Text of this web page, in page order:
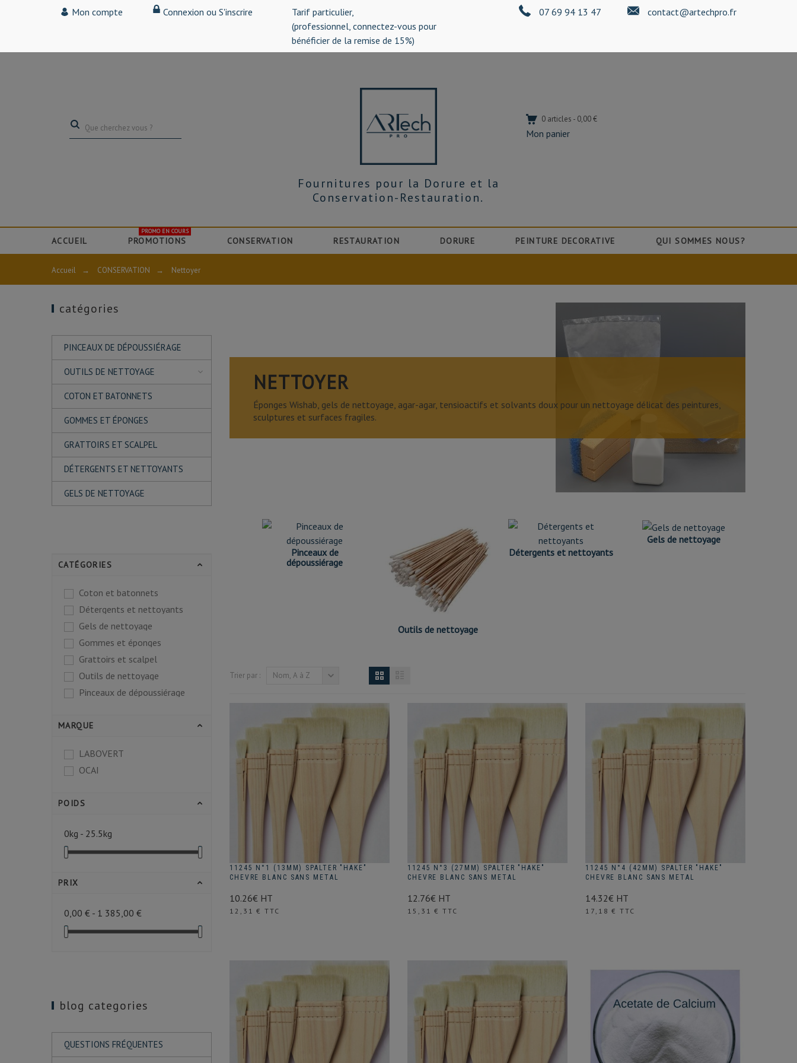
Mon compte Connexion ou S'inscrire
Tarif particulier,
(professionnel, connectez-vous pour
bénéficier de la remise de 15%)
07 69 94 13 47 contact@artechpro.fr
0 articles - 0,00 €
Mon panier
Fournitures pour la Dorure et la
Conservation-Restauration.
ACCUEIL PROMOTIONS
PROMO EN COURS
CONSERVATION RESTAURATION DORURE PEINTURE DECORATIVE QUI SOMMES NOUS?
Accueil → CONSERVATION → Nettoyer
catégories
PINCEAUX DE DÉPOUSSIÉRAGE
OUTILS DE NETTOYAGE
COTON ET BATONNETS
GOMMES ET ÉPONGES
GRATTOIRS ET SCALPEL
DÉTERGENTS ET NETTOYANTS
GELS DE NETTOYAGE
CATÉGORIES
Coton et batonnets
Détergents et nettoyants
Gels de nettoyage
Gommes et éponges
Grattoirs et scalpel
Outils de nettoyage
Pinceaux de dépoussiérage
MARQUE
LABOVERT
OCAI
POIDS
0kg - 25.5kg
PRIX
0,00 € - 1 385,00 €
blog categories
QUESTIONS FRÉQUENTES
NETTOYER
Éponges Wishab, gels de nettoyage, agar-agar, tensioactifs et solvants doux pour un nettoyage délicat des peintures,
sculptures et surfaces fragiles.
Pinceaux de
dépoussiérage
Outils de nettoyage
Détergents et nettoyants
Gels de nettoyage
Trier par : Nom, A à Z
11245 N°1 (13MM) SPALTER "HAKE"
CHEVRE BLANC SANS METAL
10.26€ HT
Prix
12,31 € TTC
11245 N°3 (27MM) SPALTER "HAKE"
CHEVRE BLANC SANS METAL
12.76€ HT
Prix
15,31 € TTC
11245 N°4 (42MM) SPALTER "HAKE"
CHEVRE BLANC SANS METAL
14.32€ HT
Prix
17,18 € TTC